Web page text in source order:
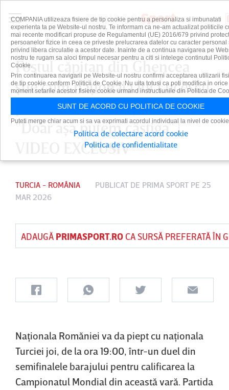
Fostul căpitan din Ghencea
ştie cum naţionala lui Lucescu
poate face diferenţa cu Turcia:
"Doar aşa putem câştiga" |
VIDEO EXCLUSIV
TURCIA - ROMÂNIA PUBLICAT DE PRIMA SPORT PE 25
MAR 2026
ADAUGĂ PRIMASPORT.ROCA SURSĂ PREFERATĂ ÎN
Naţionala Romăniei va da piept cu naţionala
Turciei joi, de la ora 19:00, într-un duel din
semifinalele barajului pentru calificarea la
Campionatul Mondial din această vară. Partida
COMPANIA utilizeaza fisiere de tip cookie pentru a personaliza si imbunatati
experienta ta pe Website-ul nostru. Te informam ca ne-am actualizat politicile
mai recente modificari propuse de Regulamentul (UE) 2016/679 privind
persoanelor fizice in ceea ce priveste prelucrarea datelor cu caracter personal
privind libera circulatie a acestor date. Inainte de a continua navigarea pe
nostru te rugam sa aloci timpul necesar pentru a citi si intelege continutul
Cookie.
Prin continuarea navigarii pe Website-ul nostru confirmi acceptarea utilizarii
de tip cookie conform Politicii de Cookie. Nu uita totusi ca poti modifica in orice
moment setarile acestor fisiere cookie urmand instructiunile din Politica de
SUNT DE ACORD CU POLITICA DE COOKIE
Puteti merge chiar acum si sa va exprimati acordul individual la nivel de
Politica de colectare acord cookie
Politica de confidentialitate